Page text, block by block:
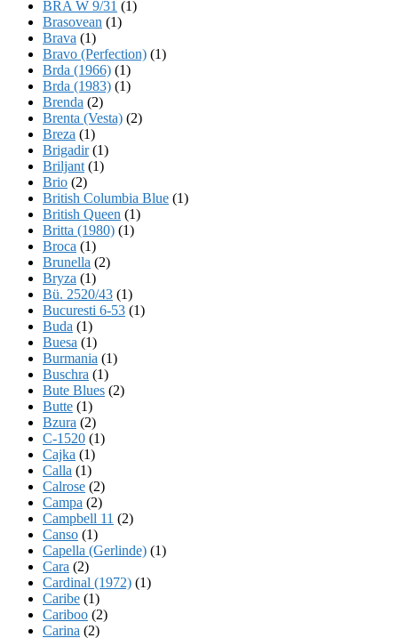
BRA W 9/31 (1)
Brasovean (1)
Brava (1)
Bravo (Perfection) (1)
Brda (1966) (1)
Brda (1983) (1)
Brenda (2)
Brenta (Vesta) (2)
Breza (1)
Brigadir(1)
Briljant (1)
Brio (2)
British Columbia Blue (1)
British Queen (1)
Britta (1980) (1)
Broca (1)
Brunella (2)
Bryza (1)
Bü. 2520/43 (1)
Bucuresti 6-53 (1)
Buda (1)
Buesa (1)
Burmania (1)
Buschra (1)
Bute Blues (2)
Butte (1)
Bzura (2)
C-1520 (1)
Cajka (1)
Calla (1)
Calrose (2)
Campa (2)
Campbell 11 (2)
Canso (1)
Capella (Gerlinde) (1)
Cara (2)
Cardinal (1972) (1)
Caribe (1)
Cariboo (2)
Carina (2)